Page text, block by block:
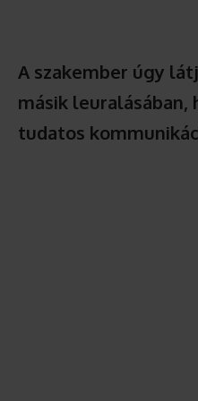
A szakember úgy
másik leuralásában,
tudatos